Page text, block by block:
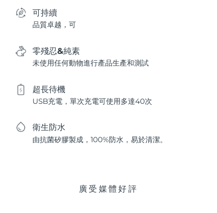
可持續
品質卓越，可
零殘忍&純素
未使用任何動物進行產品生產和測試
超長待機
USB充電，單次充電可使用多達40次
衛生防水
由抗菌矽膠製成，100%防水，易於清潔。
廣受媒體好評